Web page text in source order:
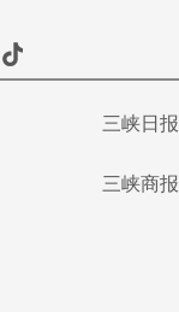
三峡日报
三峡商报